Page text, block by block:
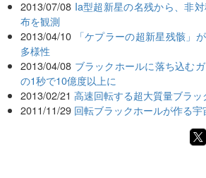
2013/07/08 Ia型超新星の名残から、非
布を観測
2013/04/10
「ケプラーの超新星残骸」
多様性
2013/04/08 ブラックホールに落ち込む
の1秒で10億度以上に
2013/02/21 高速回転する超大質量ブラッ
2011/11/29 回転ブラックホールが作る宇